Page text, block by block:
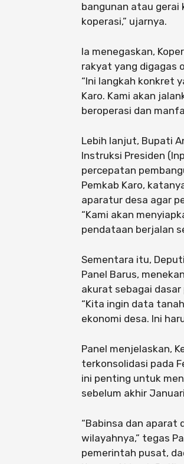
bangunan atau gerai
koperasi,” ujarnya.
Ia menegaskan,
rakyat yang digagas
“Ini langkah konkret
Karo. Kami akan
beroperasi dan
Lebih lanjut, Bupati
Instruksi Presiden
percepatan
Pemkab Karo,
aparatur desa agar
“Kami akan
pendataan berjalan
Sementara itu,
Panel Barus,
akurat sebagai
“Kita ingin data
ekonomi desa. Ini
Panel menjelaskan,
terkonsolidasi pada
ini penting untuk
sebelum akhir
“Babinsa dan aparat
wilayahnya,” tegas
pemerintah pusat,